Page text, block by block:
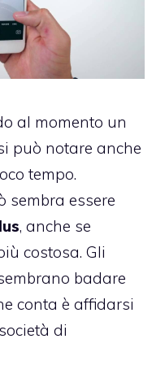
al momento un
può notare anche
tempo.
sembra essere
, anche se
costosa. Gli
badare
conta è affidarsi
di